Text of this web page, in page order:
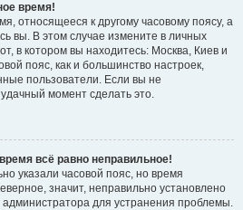
время!
относящееся к другому часовому поясу, а
вы. В этом случае измените в личных
в котором вы находитесь: Москва, Киев и
пояс, как и большинство настроек,
пользователи. Если вы не
момент сделать это.
всё равно неправильное!
указали часовой пояс, но время
значит, неправильно установлено
для устранения проблемы.